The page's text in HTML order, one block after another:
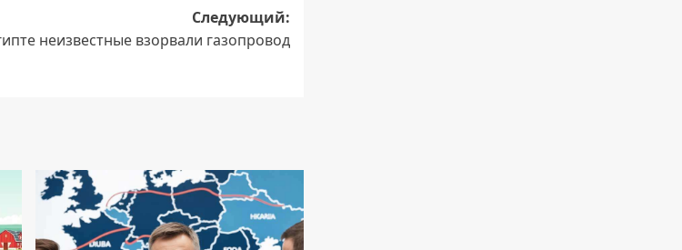
Следующий:
неизвестные взорвали газопровод